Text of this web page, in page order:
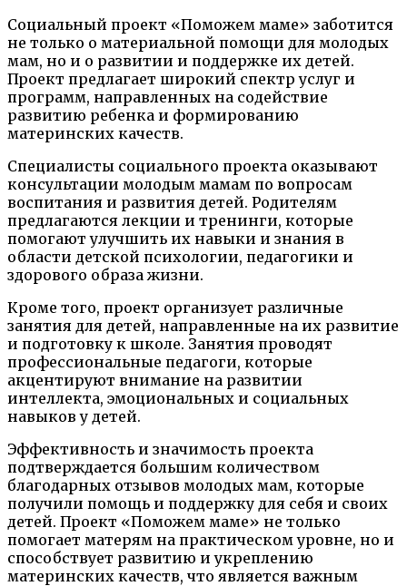
Социальный проект «Поможем маме» заботится
не только о материальной помощи для молодых
мам, но и о развитии и поддержке их детей.
Проект предлагает широкий спектр услуг и
программ, направленных на содействие
развитию ребенка и формированию
материнских качеств.
Специалисты социального проекта оказывают
консультации молодым мамам по вопросам
воспитания и развития детей. Родителям
предлагаются лекции и тренинги, которые
помогают улучшить их навыки и знания в
области детской психологии, педагогики и
здорового образа жизни.
Кроме того, проект организует различные
занятия для детей, направленные на их развитие
и подготовку к школе. Занятия проводят
профессиональные педагоги, которые
акцентируют внимание на развитии
интеллекта, эмоциональных и социальных
навыков у детей.
Эффективность и значимость проекта
подтверждается большим количеством
благодарных отзывов молодых мам, которые
получили помощь и поддержку для себя и своих
детей. Проект «Поможем маме» не только
помогает матерям на практическом уровне, но и
способствует развитию и укреплению
материнских качеств, что является важным